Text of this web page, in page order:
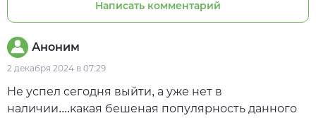
Написать комментарий
Аноним
2 декабря 2024 в 07:29
Не успел сегодня выйти, а уже нет в
наличии....какая бешеная популярность данного